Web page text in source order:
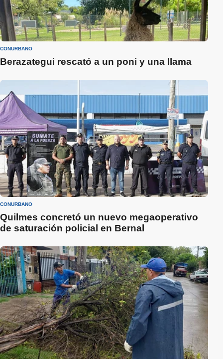
CONURBANO
Berazategui rescató a un poni y una llama
CONURBANO
Quilmes concretó un nuevo megaoperativo
de saturación policial en Bernal